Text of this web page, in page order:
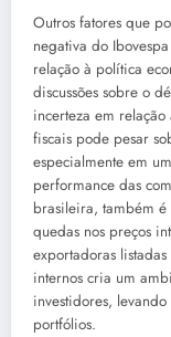
Outros fatores que
negativa do
relação à política
discussões sobre o
incerteza em
fiscais pode pesar
especialmente em
performance das
brasileira, também é
quedas nos preços
exportadoras
internos cria um
investidores,
portfólios.